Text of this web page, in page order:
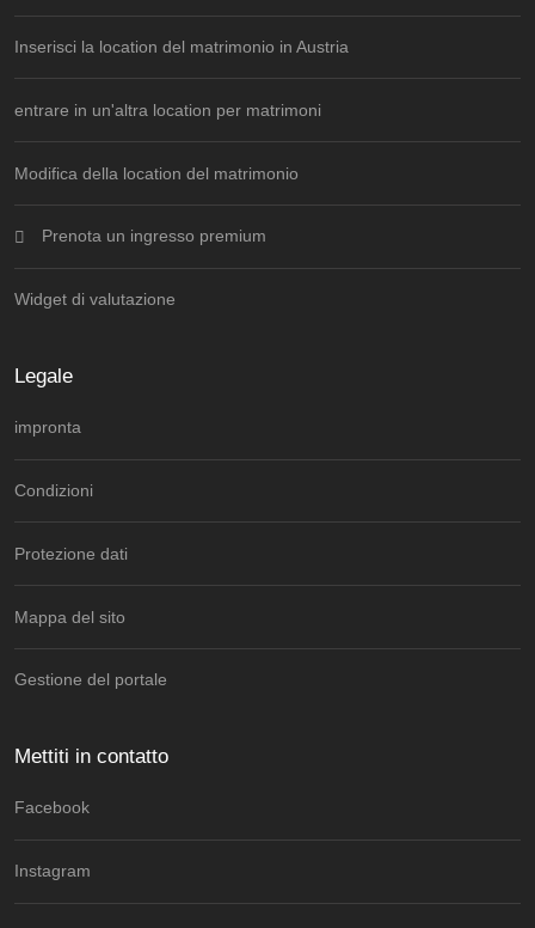
Inserisci la location del matrimonio in Austria
entrare in un'altra location per matrimoni
Modifica della location del matrimonio
Prenota un ingresso premium
Widget di valutazione
Legale
impronta
Condizioni
Protezione dati
Mappa del sito
Gestione del portale
Mettiti in contatto
Facebook
Instagram